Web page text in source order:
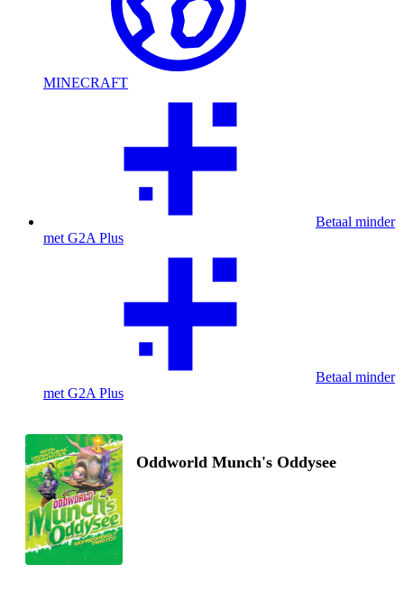
MINECRAFT
Betaal minder
met G2A Plus
Betaal minder
met G2A Plus
Oddworld Munch's Oddysee